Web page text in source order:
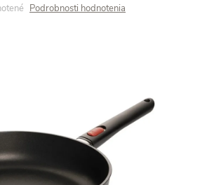
Podrobnosti hodnotenia